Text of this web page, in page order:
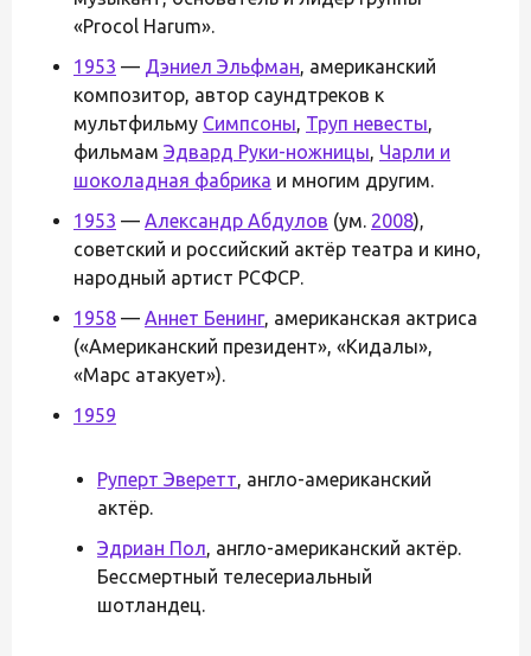
«Procol Harum».
1953 — Дэниел Эльфман, американский
композитор, автор саундтреков к
мультфильму Симпсоны, Труп невесты,
фильмам Эдвард Руки-ножницы, Чарли и
шоколадная фабрика и многим другим.
1953 — Александр Абдулов (ум. 2008),
советский и российский актёр театра и кино,
народный артист РСФСР.
1958 — Аннет Бенинг, американская актриса
(«Американский президент», «Кидалы»,
«Марс атакует»).
1959
Руперт Эверетт, англо-американский
актёр.
Эдриан Пол, англо-американский актёр.
Бессмертный телесериальный
шотландец.